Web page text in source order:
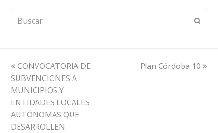
previous
post:
CONVOCATORIA DE
SUBVENCIONES A
MUNICIPIOS Y
ENTIDADES LOCALES
AUTÓNOMAS QUE
DESARROLLEN
next
Plan Córdoba 10